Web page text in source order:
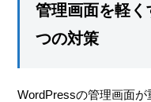
管理画面を軽
つの対策
WordPressの管理画面